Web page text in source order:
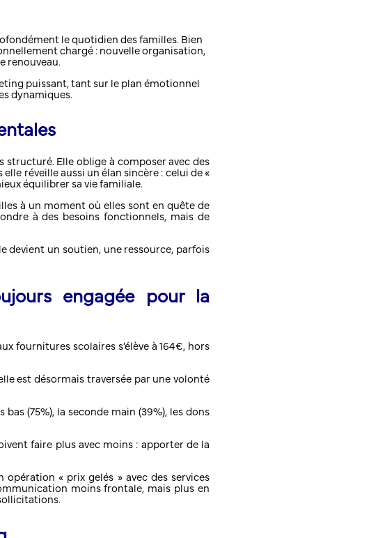
le quotidien des familles. Bien
chargé : nouvelle organisation,
renouveau.
puissant, tant sur le plan émotionnel
dynamiques.
structuré. Elle oblige à composer avec des
réveille aussi un élan sincère : celui de «
équilibrer sa vie familiale.
à un moment où elles sont en quête de
à des besoins fonctionnels, mais de
devient un soutien, une ressource, parfois
engagée pour la
fournitures scolaires s’élève à 164€, hors
est désormais traversée par une volonté
(75%), la seconde main (39%), les dons
faire plus avec moins : apporter de la
opération « prix gelés » avec des services
moins frontale, mais plus en